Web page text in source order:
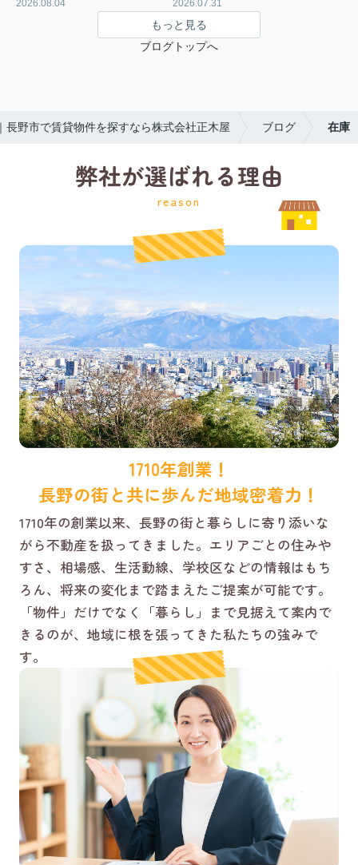
2026.08.04 2026.07.31
もっと見る
ブログトップへ
長野市で賃貸物件を探すなら株式会社正木屋 ブログ 在庫
弊社が選ばれる理由
reason
1710年創業！
長野の街と共に歩んだ地域密着力！
1710年の創業以来、長野の街と暮らしに寄り添いな
がら不動産を扱ってきました。エリアごとの住みや
すさ、相場感、生活動線、学校区などの情報はもち
ろん、将来の変化まで踏まえたご提案が可能です。
「物件」だけでなく「暮らし」まで見据えて案内で
きるのが、地域に根を張ってきた私たちの強みで
す。